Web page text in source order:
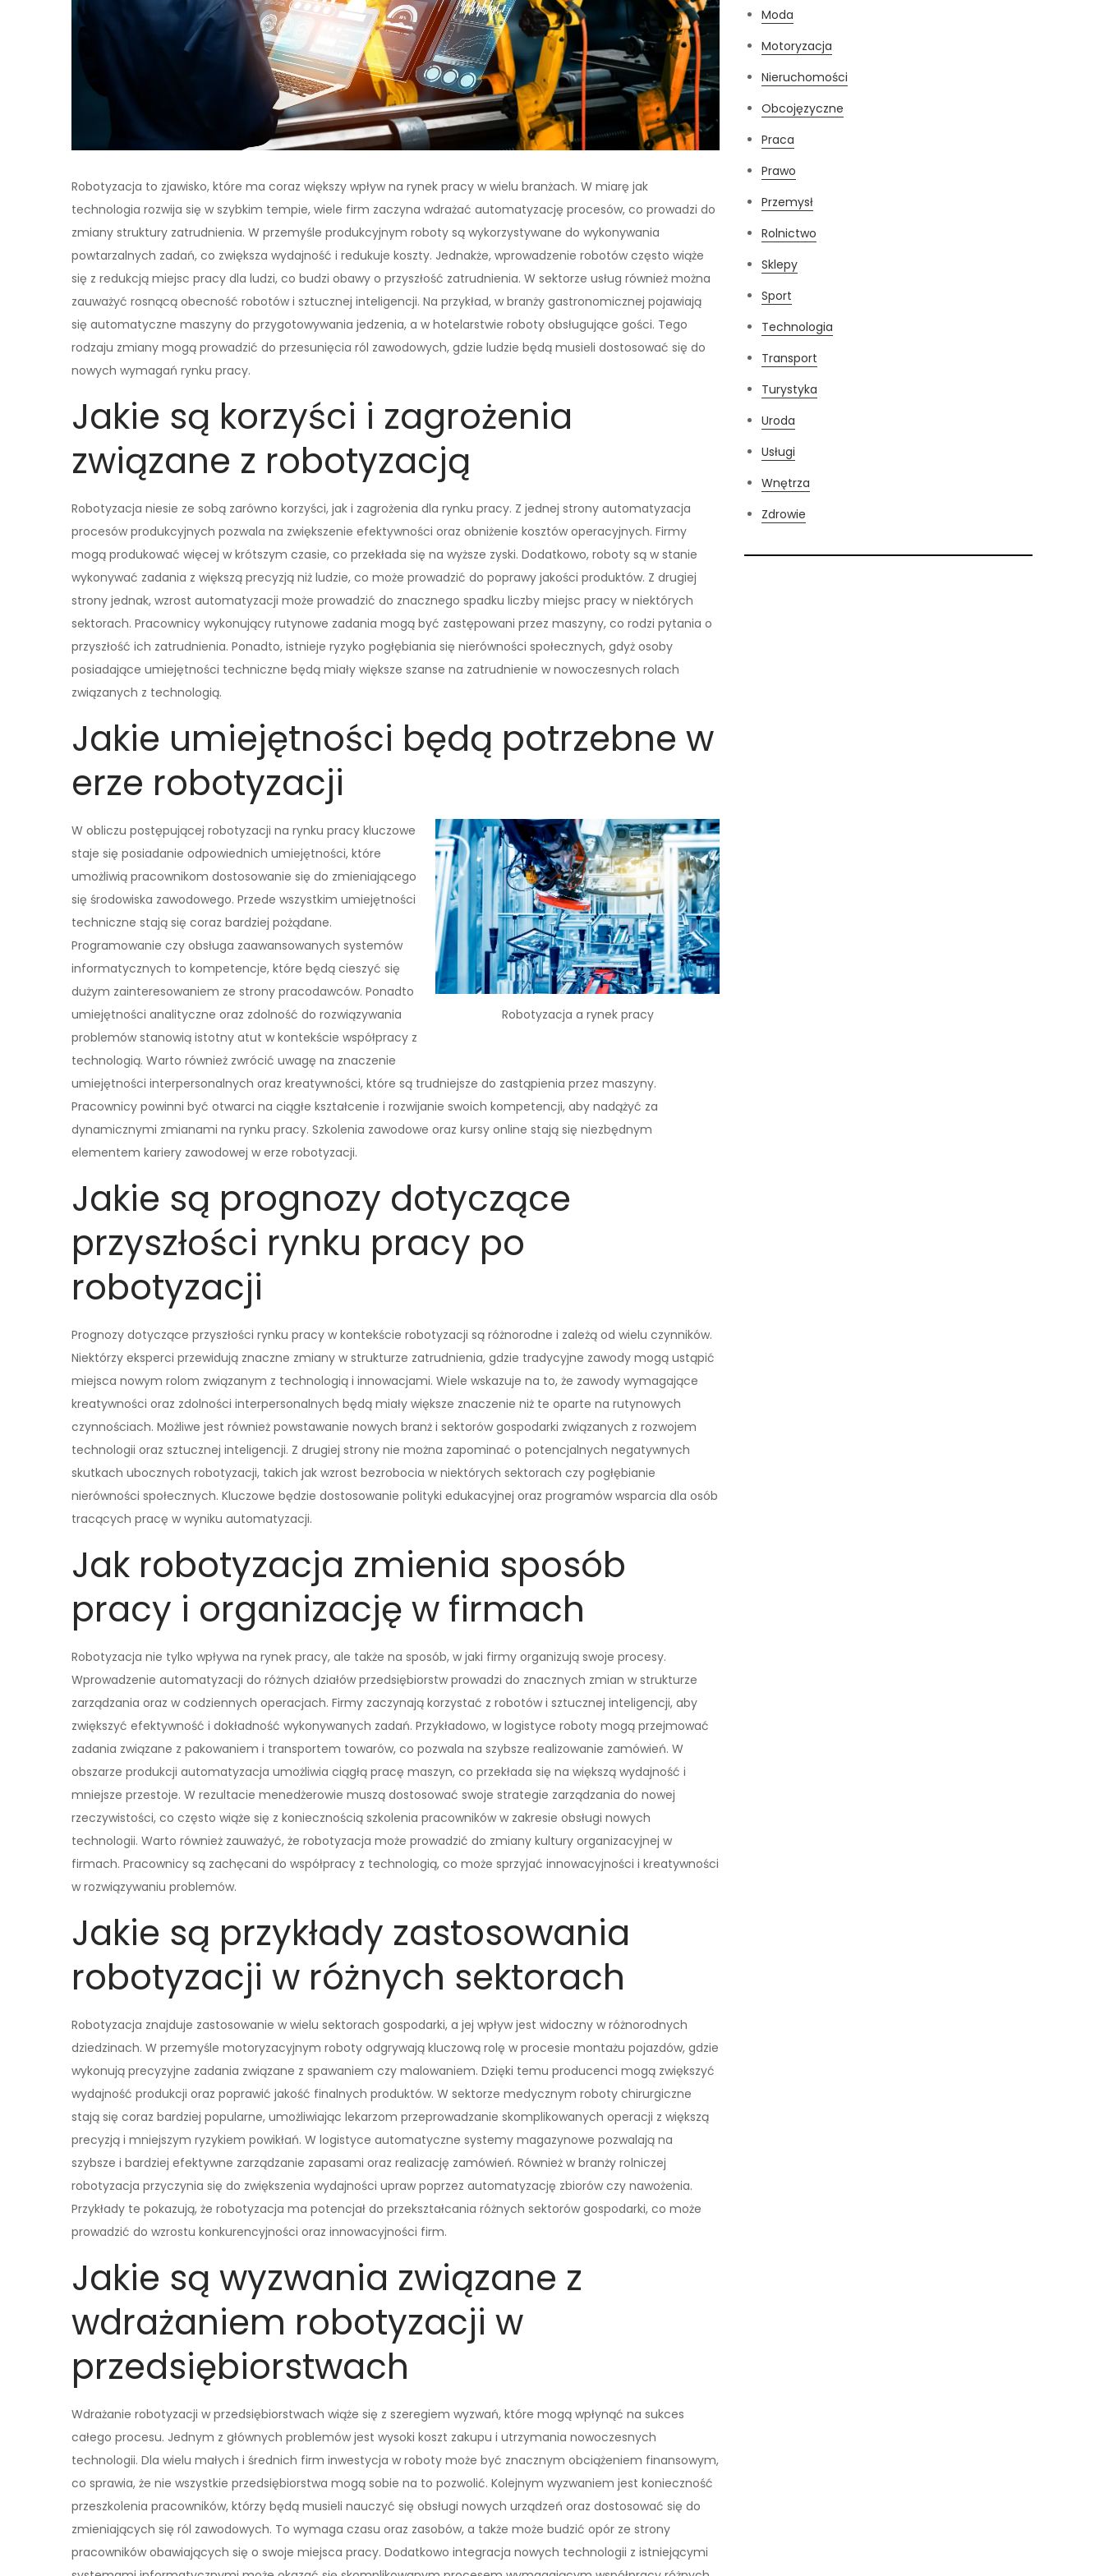
Robotyzacja to zjawisko, które ma coraz większy wpływ na rynek pracy w wielu branżach. W miarę jak
technologia rozwija się w szybkim tempie, wiele firm zaczyna wdrażać automatyzację procesów, co prowadzi do
zmiany struktury zatrudnienia. W przemyśle produkcyjnym roboty są wykorzystywane do wykonywania
powtarzalnych zadań, co zwiększa wydajność i redukuje koszty. Jednakże, wprowadzenie robotów często wiąże
się z redukcją miejsc pracy dla ludzi, co budzi obawy o przyszłość zatrudnienia. W sektorze usług również można
zauważyć rosnącą obecność robotów i sztucznej inteligencji. Na przykład, w branży gastronomicznej pojawiają
się automatyczne maszyny do przygotowywania jedzenia, a w hotelarstwie roboty obsługujące gości. Tego
rodzaju zmiany mogą prowadzić do przesunięcia ról zawodowych, gdzie ludzie będą musieli dostosować się do
nowych wymagań rynku pracy.
Jakie są korzyści i zagrożenia
związane z robotyzacją
Robotyzacja niesie ze sobą zarówno korzyści, jak i zagrożenia dla rynku pracy. Z jednej strony automatyzacja
procesów produkcyjnych pozwala na zwiększenie efektywności oraz obniżenie kosztów operacyjnych. Firmy
mogą produkować więcej w krótszym czasie, co przekłada się na wyższe zyski. Dodatkowo, roboty są w stanie
wykonywać zadania z większą precyzją niż ludzie, co może prowadzić do poprawy jakości produktów. Z drugiej
strony jednak, wzrost automatyzacji może prowadzić do znacznego spadku liczby miejsc pracy w niektórych
sektorach. Pracownicy wykonujący rutynowe zadania mogą być zastępowani przez maszyny, co rodzi pytania o
przyszłość ich zatrudnienia. Ponadto, istnieje ryzyko pogłębiania się nierówności społecznych, gdyż osoby
posiadające umiejętności techniczne będą miały większe szanse na zatrudnienie w nowoczesnych rolach
związanych z technologią.
Jakie umiejętności będą potrzebne w
erze robotyzacji
Robotyzacja a rynek pracy
W obliczu postępującej robotyzacji na rynku pracy kluczowe
staje się posiadanie odpowiednich umiejętności, które
umożliwią pracownikom dostosowanie się do zmieniającego
się środowiska zawodowego. Przede wszystkim umiejętności
techniczne stają się coraz bardziej pożądane.
Programowanie czy obsługa zaawansowanych systemów
informatycznych to kompetencje, które będą cieszyć się
dużym zainteresowaniem ze strony pracodawców. Ponadto
umiejętności analityczne oraz zdolność do rozwiązywania
problemów stanowią istotny atut w kontekście współpracy z
technologią. Warto również zwrócić uwagę na znaczenie
umiejętności interpersonalnych oraz kreatywności, które są trudniejsze do zastąpienia przez maszyny.
Pracownicy powinni być otwarci na ciągłe kształcenie i rozwijanie swoich kompetencji, aby nadążyć za
dynamicznymi zmianami na rynku pracy. Szkolenia zawodowe oraz kursy online stają się niezbędnym
elementem kariery zawodowej w erze robotyzacji.
Jakie są prognozy dotyczące
przyszłości rynku pracy po
robotyzacji
Prognozy dotyczące przyszłości rynku pracy w kontekście robotyzacji są różnorodne i zależą od wielu czynników.
Niektórzy eksperci przewidują znaczne zmiany w strukturze zatrudnienia, gdzie tradycyjne zawody mogą ustąpić
miejsca nowym rolom związanym z technologią i innowacjami. Wiele wskazuje na to, że zawody wymagające
kreatywności oraz zdolności interpersonalnych będą miały większe znaczenie niż te oparte na rutynowych
czynnościach. Możliwe jest również powstawanie nowych branż i sektorów gospodarki związanych z rozwojem
technologii oraz sztucznej inteligencji. Z drugiej strony nie można zapominać o potencjalnych negatywnych
skutkach ubocznych robotyzacji, takich jak wzrost bezrobocia w niektórych sektorach czy pogłębianie
nierówności społecznych. Kluczowe będzie dostosowanie polityki edukacyjnej oraz programów wsparcia dla osób
tracących pracę w wyniku automatyzacji.
Jak robotyzacja zmienia sposób
pracy i organizację w firmach
Robotyzacja nie tylko wpływa na rynek pracy, ale także na sposób, w jaki firmy organizują swoje procesy.
Wprowadzenie automatyzacji do różnych działów przedsiębiorstw prowadzi do znacznych zmian w strukturze
zarządzania oraz w codziennych operacjach. Firmy zaczynają korzystać z robotów i sztucznej inteligencji, aby
zwiększyć efektywność i dokładność wykonywanych zadań. Przykładowo, w logistyce roboty mogą przejmować
zadania związane z pakowaniem i transportem towarów, co pozwala na szybsze realizowanie zamówień. W
obszarze produkcji automatyzacja umożliwia ciągłą pracę maszyn, co przekłada się na większą wydajność i
mniejsze przestoje. W rezultacie menedżerowie muszą dostosować swoje strategie zarządzania do nowej
rzeczywistości, co często wiąże się z koniecznością szkolenia pracowników w zakresie obsługi nowych
technologii. Warto również zauważyć, że robotyzacja może prowadzić do zmiany kultury organizacyjnej w
firmach. Pracownicy są zachęcani do współpracy z technologią, co może sprzyjać innowacyjności i kreatywności
w rozwiązywaniu problemów.
Jakie są przykłady zastosowania
robotyzacji w różnych sektorach
Robotyzacja znajduje zastosowanie w wielu sektorach gospodarki, a jej wpływ jest widoczny w różnorodnych
dziedzinach. W przemyśle motoryzacyjnym roboty odgrywają kluczową rolę w procesie montażu pojazdów, gdzie
wykonują precyzyjne zadania związane z spawaniem czy malowaniem. Dzięki temu producenci mogą zwiększyć
wydajność produkcji oraz poprawić jakość finalnych produktów. W sektorze medycznym roboty chirurgiczne
stają się coraz bardziej popularne, umożliwiając lekarzom przeprowadzanie skomplikowanych operacji z większą
precyzją i mniejszym ryzykiem powikłań. W logistyce automatyczne systemy magazynowe pozwalają na
szybsze i bardziej efektywne zarządzanie zapasami oraz realizację zamówień. Również w branży rolniczej
robotyzacja przyczynia się do zwiększenia wydajności upraw poprzez automatyzację zbiorów czy nawożenia.
Przykłady te pokazują, że robotyzacja ma potencjał do przekształcania różnych sektorów gospodarki, co może
prowadzić do wzrostu konkurencyjności oraz innowacyjności firm.
Jakie są wyzwania związane z
wdrażaniem robotyzacji w
przedsiębiorstwach
Wdrażanie robotyzacji w przedsiębiorstwach wiąże się z szeregiem wyzwań, które mogą wpłynąć na sukces
całego procesu. Jednym z głównych problemów jest wysoki koszt zakupu i utrzymania nowoczesnych
technologii. Dla wielu małych i średnich firm inwestycja w roboty może być znacznym obciążeniem finansowym,
co sprawia, że nie wszystkie przedsiębiorstwa mogą sobie na to pozwolić. Kolejnym wyzwaniem jest konieczność
przeszkolenia pracowników, którzy będą musieli nauczyć się obsługi nowych urządzeń oraz dostosować się do
zmieniających się ról zawodowych. To wymaga czasu oraz zasobów, a także może budzić opór ze strony
pracowników obawiających się o swoje miejsca pracy. Dodatkowo integracja nowych technologii z istniejącymi
Moda
Motoryzacja
Nieruchomości
Obcojęzyczne
Praca
Prawo
Przemysł
Rolnictwo
Sklepy
Sport
Technologia
Transport
Turystyka
Uroda
Usługi
Wnętrza
Zdrowie